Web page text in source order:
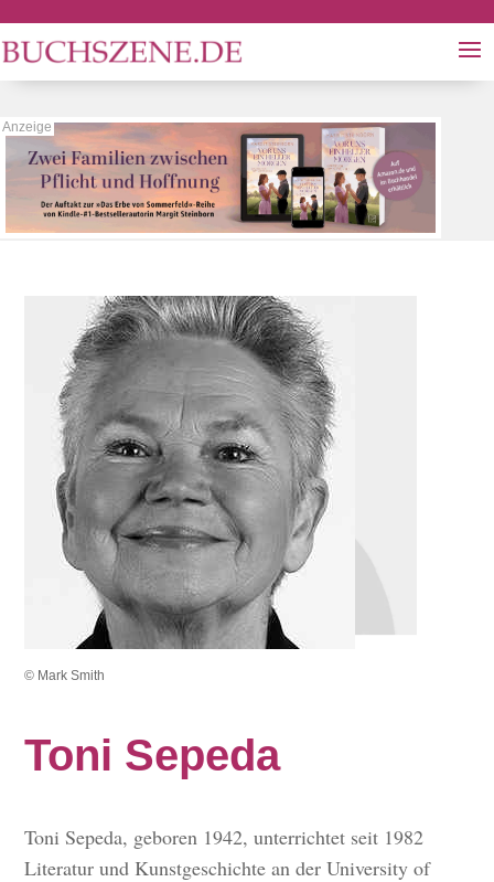
© Mark Smith
Toni Sepeda
Toni Sepeda, geboren 1942, unterrichtet seit 1982
Literatur und Kunstgeschichte an der University of